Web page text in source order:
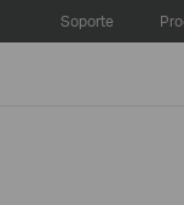
Soporte